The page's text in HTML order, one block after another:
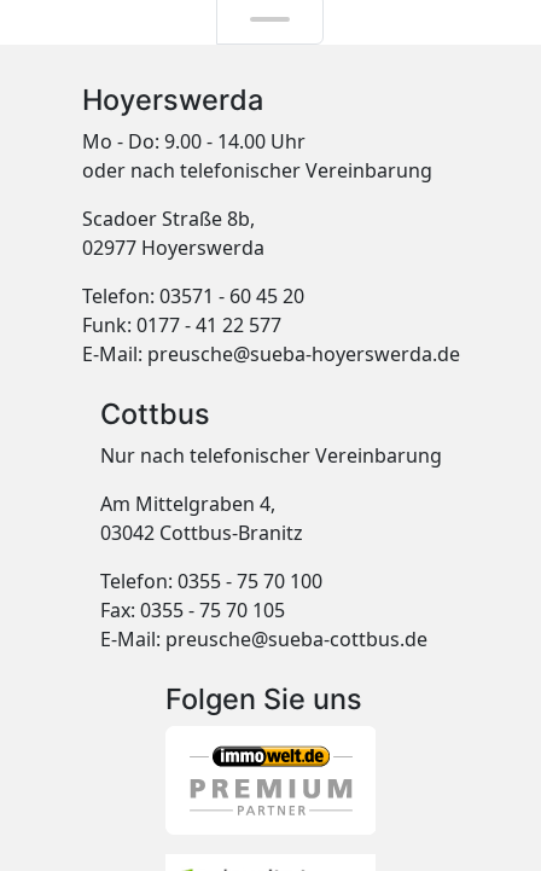
Hoyerswerda
Mo - Do: 9.00 - 14.00 Uhr
oder nach telefonischer Vereinbarung
Scadoer Straße 8b,
02977 Hoyerswerda
Telefon: 03571 - 60 45 20
Funk: 0177 - 41 22 577
E-Mail: preusche@sueba-hoyerswerda.de
Cottbus
Nur nach telefonischer Vereinbarung
Am Mittelgraben 4,
03042 Cottbus-Branitz
Telefon: 0355 - 75 70 100
Fax: 0355 - 75 70 105
E-Mail: preusche@sueba-cottbus.de
Folgen Sie uns